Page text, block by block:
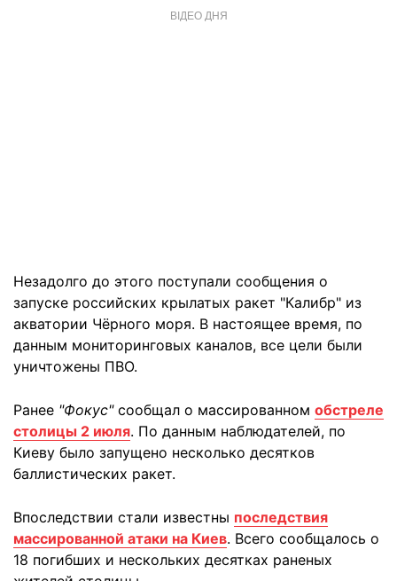
ВІДЕО ДНЯ
Незадолго до этого поступали сообщения о
запуске российских крылатых ракет "Калибр" из
акватории Чёрного моря. В настоящее время, по
данным мониторинговых каналов, все цели были
уничтожены ПВО.
Ранее "Фокус"сообщал о массированном обстреле
столицы 2 июля. По данным наблюдателей, по
Киеву было запущено несколько десятков
баллистических ракет.
Впоследствии стали известны последствия
массированной атаки на Киев. Всего сообщалось о
18 погибших и нескольких десятках раненых